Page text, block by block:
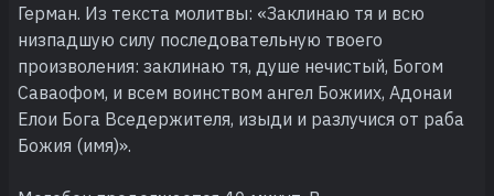
Герман. Из текста молитвы: «Заклинаю тя и всю
низпадшую силу последовательную твоего
произволения: заклинаю тя, душе нечистый, Богом
Саваофом, и всем воинством ангел Божиих, Адонаи
Елои Бога Вседержителя, изыди и разлучися от раба
Божия (имя)».